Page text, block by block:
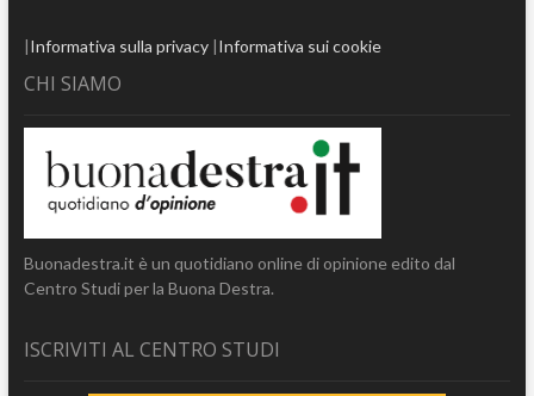
|Informativa sulla privacy|Informativa sui cookie
CHI SIAMO
Buonadestra.it è un quotidiano online di opinione edito dal
Centro Studi per la Buona Destra.
ISCRIVITI AL CENTRO STUDI